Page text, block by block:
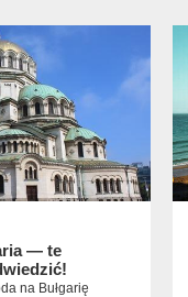
— te
na Bułgarię